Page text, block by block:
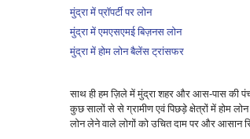
मुंद्रा में प्रॉपर्टी पर लोन
मुंद्रा में एमएसएमई बिज़नस लोन
मुंद्रा में होम लोन बैलेंस ट्रांसफर
साथ ही हम ज़िले में मुंद्रा शहर और आस-पास की
कुछ सालों से से ग्रामीण एवं पिछड़े क्षेत्रों में होम
लोन लेने वाले लोगों को उचित दाम पर और आसान